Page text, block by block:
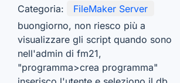
Categoria:
FileMaker Server
buongiorno, non riesco più a
visualizzare gli script quando sono
nell'admin di fm21,
"programma>crea programma"